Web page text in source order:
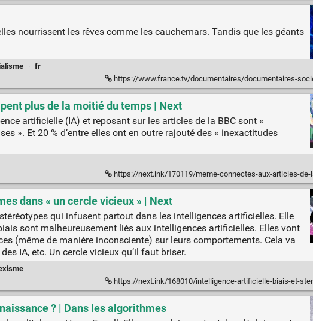
nourrissent les rêves comme les cauchemars. Tandis que les géants
· fr
https://www.france.tv/documentaires/documentaires-societe/6888928-
plus de la moitié du temps | Next
artificielle (IA) et reposant sur les articles de la BBC sont «
». Et 20 % d’entre elles ont en outre rajouté des « inexactitudes
https://next.ink/170119/meme-connectes-aux-articles-de-la-bbc-les-ia-se-trompent-
dans « un cercle vicieux » | Next
qui infusent partout dans les intelligences artificielles. Elle
sont malheureusement liés aux intelligences artificielles. Elles vont
(même de manière inconsciente) sur leurs comportements. Cela va
IA, etc. Un cercle vicieux qu’il faut briser.
https://next.ink/168010/intelligence-artificielle-biais-et-stereotypes-nous-
? | Dans les algorithmes